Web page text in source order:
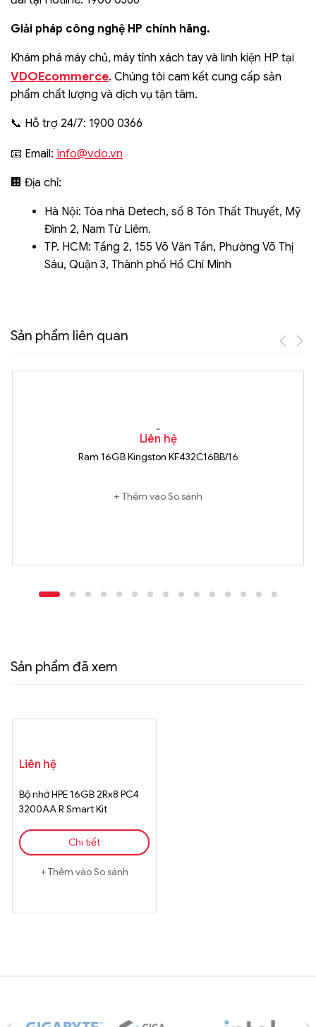
Giải pháp công nghệ HP chính hãng.
Khám phá máy chủ, máy tính xách tay và linh kiện HP tại
VDOEcommerce. Chúng tôi cam kết cung cấp sản
phẩm chất lượng và dịch vụ tận tâm.
📞 Hỗ trợ 24/7: 1900 0366
📧 Email: info@vdo.vn
🏢 Địa chỉ:
Hà Nội: Tòa nhà Detech, số 8 Tôn Thất Thuyết, Mỹ
Đình 2, Nam Từ Liêm.
TP. HCM: Tầng 2, 155 Võ Văn Tần, Phường Võ Thị
Sáu, Quận 3, Thành phố Hồ Chí Minh
Sản phẩm liên quan
Liên hệ
Ram 16GB Kingston KF432C16BB/16
Thêm vào So sánh
Sản phẩm đã xem
Liên hệ
Bộ nhớ HPE 16GB 2Rx8 PC4
3200AA R Smart Kit
Chi tiết
Thêm vào So sánh